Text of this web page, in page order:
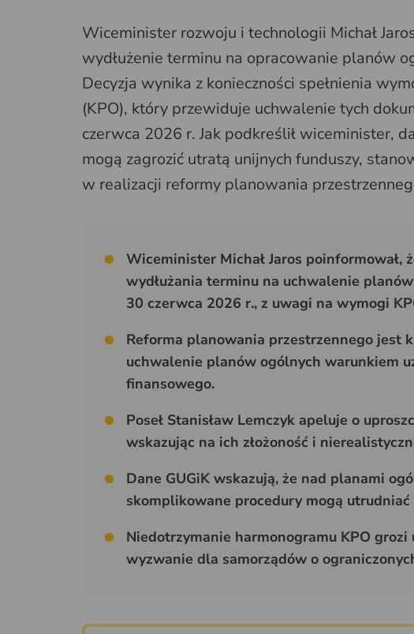
Wiceminister rozwoju i technologii Michał
wydłużenie terminu na opracowanie planów
Decyzja wynika z konieczności spełnienia
(KPO), który przewiduje uchwalenie tych
czerwca 2026 r. Jak podkreślił wiceminister,
mogą zagrozić utratą unijnych funduszy,
w realizacji reformy planowania
Wiceminister Michał Jaros poinformował,
wydłużania terminu na uchwalenie
30 czerwca 2026 r., z uwagi na wymogi
Reforma planowania przestrzennego jest
uchwalenie planów ogólnych warunkiem
finansowego.
Poseł Stanisław Lemczyk apeluje o
wskazując na ich złożoność i
Dane GUGiK wskazują, że nad planami
skomplikowane procedury mogą
Niedotrzymanie harmonogramu KPO
wyzwanie dla samorządów o